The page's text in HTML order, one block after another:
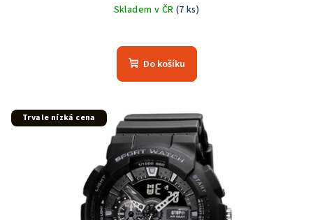
Skladem v ČR (7 ks)
hodnocení
produktu
5
hvězdiček.
Do košíku
Trvale nízká cena